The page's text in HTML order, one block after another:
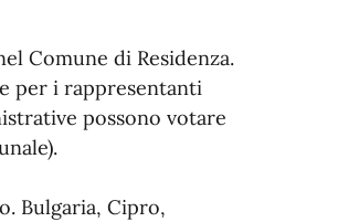
Comune di Residenza.
per i rappresentanti
possono votare
Bulgaria, Cipro,